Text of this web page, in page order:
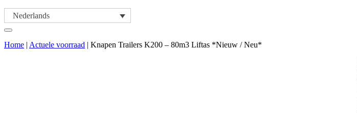
Nederlands
Home | Actuele voorraad | Knapen Trailers K200 – 80m3 Liftas *Nieuw / Neu*